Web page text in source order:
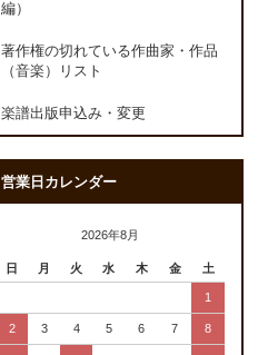
編）
著作権の切れている作曲家・作品
（音楽）リスト
楽譜出版申込み・変更
営業日カレンダー
2026年8月
日 月 火 水 木 金 土
1
2 3 4 5 6 7 8